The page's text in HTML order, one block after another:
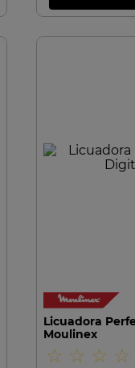
Licuadora
Moulinex
☆ ☆ ☆ ☆